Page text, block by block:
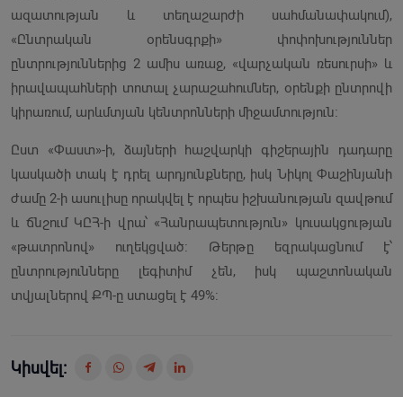
ազատության և տեղաշարժի սահմանափակում),
«Ընտրական օրենսգրքի» փոփոխություններ
ընտրություններից 2 ամիս առաջ, «վարչական ռեսուրսի» և
իրավապահների տոտալ չարաշահումներ, օրենքի ընտրովի
կիրառում, արևմտյան կենտրոնների միջամտություն։
Ըստ «Փաստ»-ի, ձայների հաշվարկի գիշերային դադարը
կասկածի տակ է դրել արդյունքները, իսկ Նիկոլ Փաշինյանի
ժամը 2-ի ասուլիսը որակվել է որպես իշխանության զավթում
և ճնշում ԿԸՀ-ի վրա՝ «Հանրապետություն» կուսակցության
«թատրոնով» ուղեկցված։ Թերթը եզրակացնում է՝
ընտրությունները լեգիտիմ չեն, իսկ պաշտոնական
տվյալներով ՔՊ-ը ստացել է 49%։
Կիսվել: